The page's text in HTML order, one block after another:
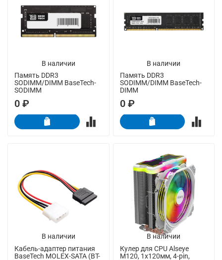
В наличии
Память DDR3
SODIMM/DIMM BaseTech-
SODIMM
0 ₽
В наличии
Память DDR3
SODIMM/DIMM BaseTech-
DIMM
0 ₽
В наличии
Кабель-адаптер питания
BaseTech MOLEX-SATA (BT-
В наличии
Кулер для CPU Alseye
M120, 1х120мм, 4-pin,